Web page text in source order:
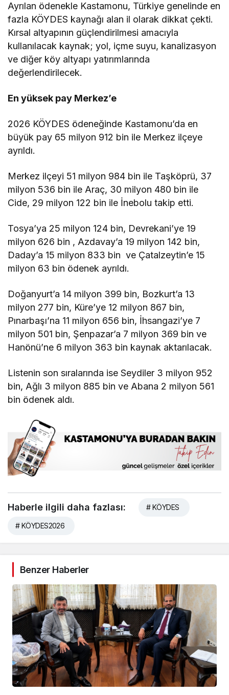
Ayrılan ödenekle Kastamonu, Türkiye genelinde en
fazla KÖYDES kaynağı alan il olarak dikkat çekti.
Kırsal altyapının güçlendirilmesi amacıyla
kullanılacak kaynak; yol, içme suyu, kanalizasyon
ve diğer köy altyapı yatırımlarında
değerlendirilecek.
En yüksek pay Merkez’e
2026 KÖYDES ödeneğinde Kastamonu’da en
büyük pay 65 milyon 912 bin ile Merkez ilçeye
ayrıldı.
Merkez ilçeyi 51 milyon 984 bin ile Taşköprü, 37
milyon 536 bin ile Araç, 30 milyon 480 bin ile
Cide, 29 milyon 122 bin ile İnebolu takip etti.
Tosya’ya 25 milyon 124 bin, Devrekani’ye 19
milyon 626 bin , Azdavay’a 19 milyon 142 bin,
Daday’a 15 milyon 833 bin ve Çatalzeytin’e 15
milyon 63 bin ödenek ayrıldı.
Doğanyurt’a 14 milyon 399 bin, Bozkurt’a 13
milyon 277 bin, Küre’ye 12 milyon 867 bin,
Pınarbaşı’na 11 milyon 656 bin, İhsangazi’ye 7
milyon 501 bin, Şenpazar’a 7 milyon 369 bin ve
Hanönü’ne 6 milyon 363 bin kaynak aktarılacak.
Listenin son sıralarında ise Seydiler 3 milyon 952
bin, Ağlı 3 milyon 885 bin ve Abana 2 milyon 561
bin ödenek aldı.
Haberle ilgili daha fazlası: # KÖYDES
# KÖYDES2026
Benzer Haberler